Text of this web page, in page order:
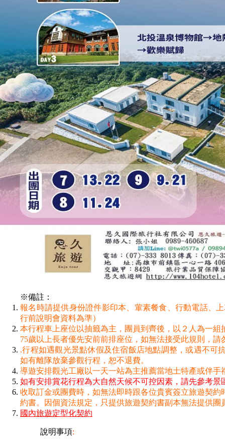
※備註：
報名時請提供身份證件影印本、葷素餐食、行動電話、
行前說明會資料為準）
本行程車上座位以抽籤為主，團員到齊後，以２人為一
75歲以上長者優先安前前排座位，如無法接受此規則，請
.行程如遇觀光景點休假及住宿飯店地點調整，或遇不可
如有離隊放棄參觀行程，恕不退費。
導遊安排觀光工廠以一天一站為主推薦當地土特產或伴
如有安排賞花行程為大自然天候不可控因素，請先參考
收取訂金或團費時，如無法即時跟各位貴賓簽立旅遊契
約書。因個資法規定，只提供旅遊契約書副本無法提供團
國內旅遊定型化契約
說明事項: